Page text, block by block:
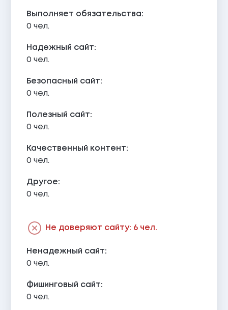
Выполняет обязательства:
0 чел.
Надежный сайт:
0 чел.
Безопасный сайт:
0 чел.
Полезный сайт:
0 чел.
Качественный контент:
0 чел.
Другое:
0 чел.
Не доверяют сайту: 6 чел.
Ненадежный сайт:
0 чел.
Фишинговый сайт:
0 чел.